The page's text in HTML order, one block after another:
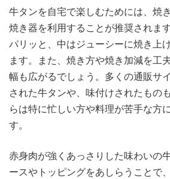
牛タンを自宅で楽しむためには、焼
焼き器を利用することが推奨されま
パリッと、中はジューシーに焼き上
ます。また、焼き方や焼き加減を工
幅も広がるでしょう。多くの通販サ
された牛タンや、味付けされたもの
らは特に忙しい方や料理が苦手な方
す。
赤身肉が強くあっさりした味わいの
ースやトッピングをあしらうことで